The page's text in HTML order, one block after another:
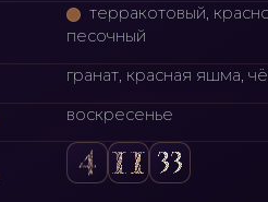
терракотовый,
песочный
гранат, красная яшма,
воскресенье